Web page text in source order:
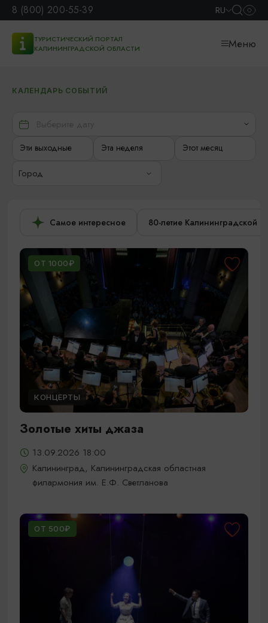
8 (800) 200-55-39 RU
ТУРИСТИЧЕСКИЙ ПОРТАЛ
КАЛИНИНГРАДСКОЙ ОБЛАСТИ
Меню
КАЛЕНДАРЬ СОБЫТИЙ
Эти выходные Эта неделя Этот месяц
Город
Самое интересное 80-летие Калининградской
ОТ 1000₽
КОНЦЕРТЫ
Золотые хиты джаза
13.09.2026 18:00
Калининград, Калининградская областная
филармония им. Е.Ф. Светланова
ОТ 500₽